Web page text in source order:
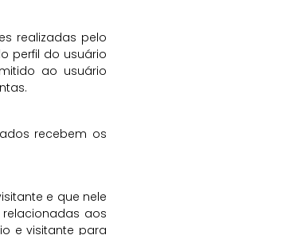
realizadas pelo
perfil do usuário
ao usuário
recebem os
e que nele
aos
e visitante para